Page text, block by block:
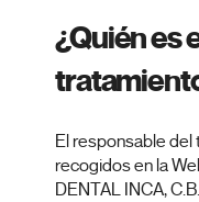
¿Quién es
El responsable
recogidos en la
DENTAL INCA,